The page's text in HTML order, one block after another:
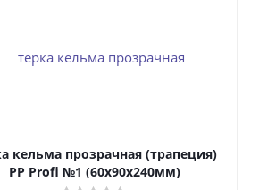
кельма прозрачная (трапеция)
PP Profi №1 (60х90х240мм)